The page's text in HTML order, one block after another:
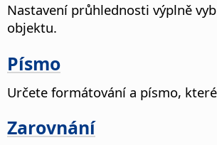
Nastavení průhlednosti výplně
objektu.
Písmo
Určete formátování a písmo,
Zarovnání